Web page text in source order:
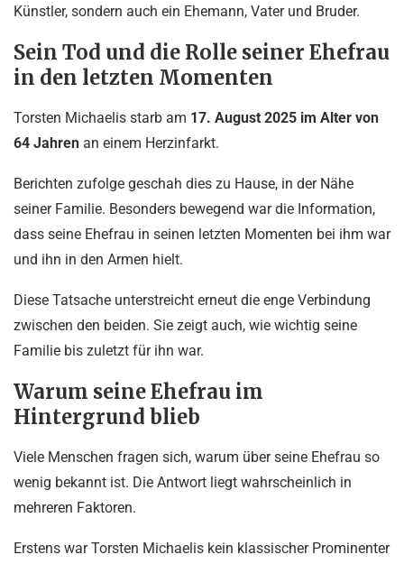
Künstler, sondern auch ein Ehemann, Vater und Bruder.
Sein Tod und die Rolle seiner Ehefrau
in den letzten Momenten
Torsten Michaelis starb am 17. August 2025 im Alter von
64 Jahren an einem Herzinfarkt.
Berichten zufolge geschah dies zu Hause, in der Nähe
seiner Familie. Besonders bewegend war die Information,
dass seine Ehefrau in seinen letzten Momenten bei ihm war
und ihn in den Armen hielt.
Diese Tatsache unterstreicht erneut die enge Verbindung
zwischen den beiden. Sie zeigt auch, wie wichtig seine
Familie bis zuletzt für ihn war.
Warum seine Ehefrau im
Hintergrund blieb
Viele Menschen fragen sich, warum über seine Ehefrau so
wenig bekannt ist. Die Antwort liegt wahrscheinlich in
mehreren Faktoren.
Erstens war Torsten Michaelis kein klassischer Prominenter